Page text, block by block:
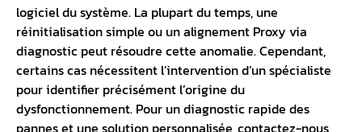
logiciel du système. La plupart du temps, une
réinitialisation simple ou un alignement Proxy via
diagnostic peut résoudre cette anomalie. Cependant,
certains cas nécessitent l’intervention d’un spécialiste
pour identifier précisément l’origine du
dysfonctionnement. Pour un diagnostic rapide des
pannes et une solution personnalisée, contactez-nous